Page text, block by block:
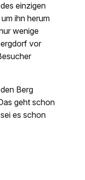
einzigen
ihn herum
wenige
vor
Berg
geht schon
es schon